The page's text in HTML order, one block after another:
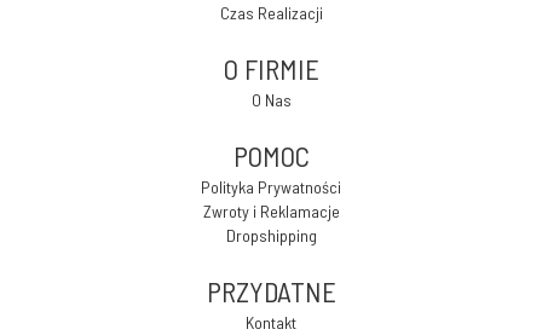
Czas Realizacji
O FIRMIE
O Nas
POMOC
Polityka Prywatności
Zwroty i Reklamacje
Dropshipping
PRZYDATNE
Kontakt